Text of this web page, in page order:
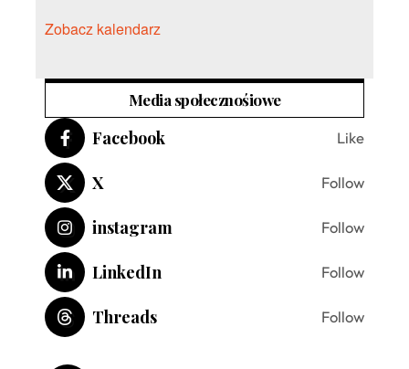
Zobacz kalendarz
Media społecznośiowe
Facebook Like
X Follow
instagram Follow
LinkedIn Follow
Threads Follow